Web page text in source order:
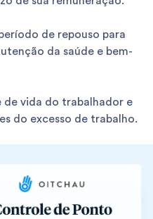
de repouso para
da saúde e bem-
de vida do trabalhador e
do excesso de trabalho.